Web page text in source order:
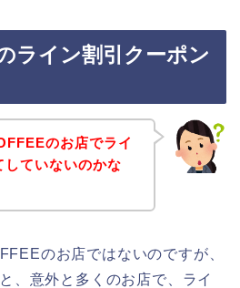
ライン割引クーポン
のお店でライ
していないのかな
のお店ではないのですが、
、意外と多くのお店で、ライ